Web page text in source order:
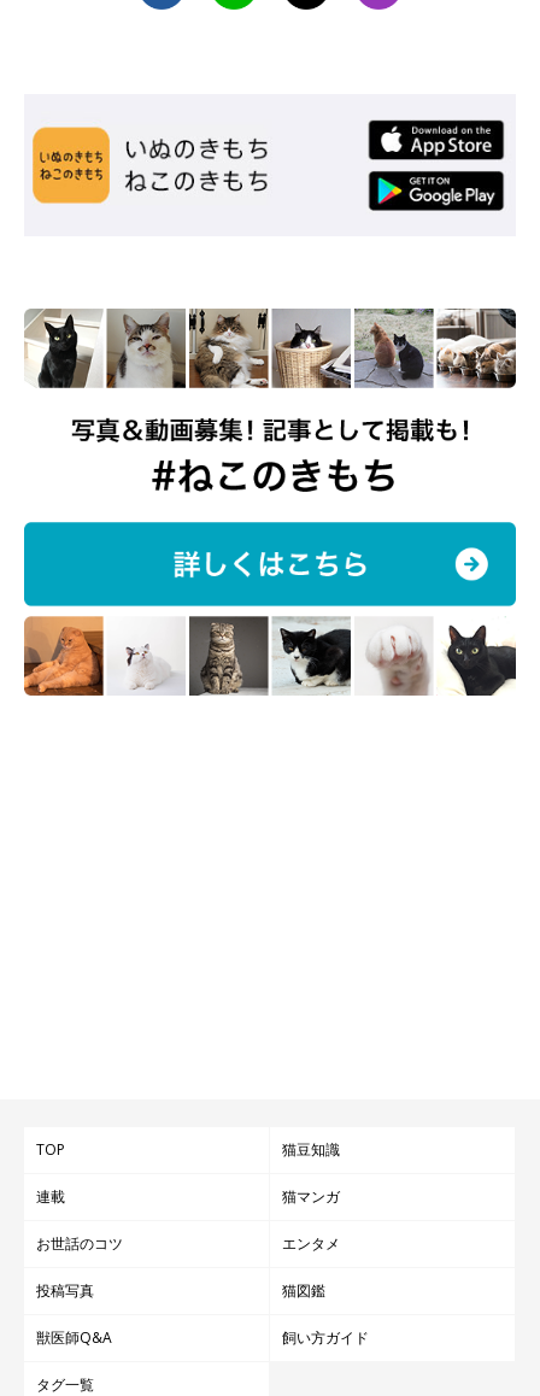
ねこのきもち投稿写真ギャラリー
シンガポールの下水溝で暮らしていた「ドレインキャット」と呼
ばれるノラ猫から、自然発生したと考えられているシンガプー
ラ。シンガプーラという名前は、シンガポールのマレー語読みが
由来とされ、公認猫種のなかでは世界最小といわれています。
滑らかな肌触りの被毛が特徴
TOP 猫豆知識
連載 猫マンガ
お世話のコツ エンタメ
投稿写真 猫図鑑
獣医師Q&A 飼い方ガイド
タグ一覧